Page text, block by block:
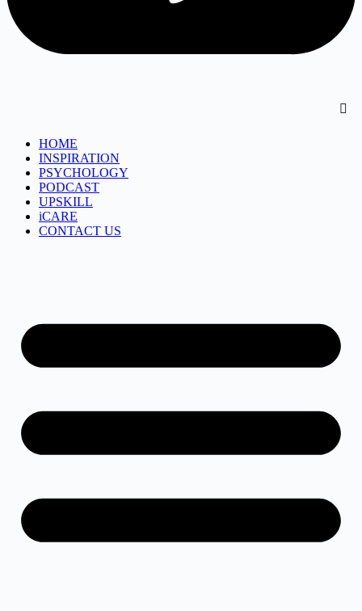
HOME
INSPIRATION
PSYCHOLOGY
PODCAST
UPSKILL
iCARE
CONTACT US